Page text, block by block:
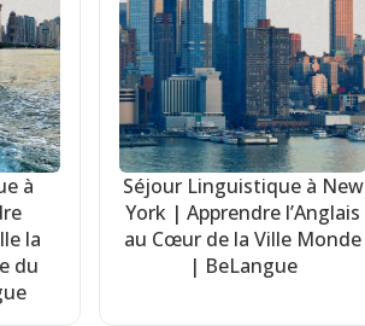
à
la
du
Séjour Linguistique à New
York | Apprendre l’Anglais
au Cœur de la Ville Monde
| BeLangue